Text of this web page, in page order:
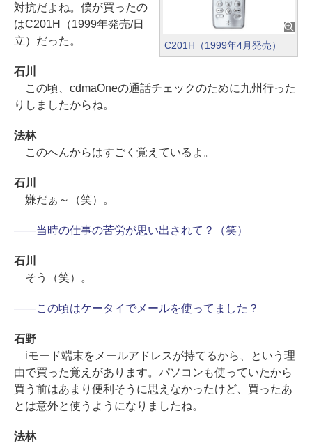
C201H（1999年4月発売）
対抗だよね。僕が買ったの
はC201H（1999年発売/日
立）だった。
石川
この頃、cdmaOneの通話チェックのために九州行った
りしましたからね。
法林
このへんからはすごく覚えているよ。
石川
嫌だぁ～（笑）。
――当時の仕事の苦労が思い出されて？（笑）
石川
そう（笑）。
――この頃はケータイでメールを使ってました？
石野
iモード端末をメールアドレスが持てるから、という理
由で買った覚えがあります。パソコンも使っていたから
買う前はあまり便利そうに思えなかったけど、買ったあ
とは意外と使うようになりましたね。
法林